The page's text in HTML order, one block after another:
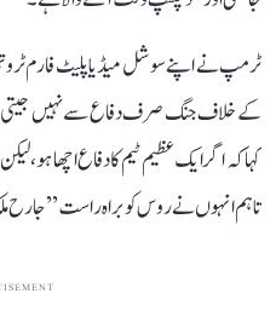
ٹرمپ نے اپنے سوشل میڈیا پلیٹ فارم
کے خلاف جنگ صرف دفاع سے نہیں جیتی
کہا کہ اگر ایک عظیم ٹیم کا دفاع اچھا ہو،
تاہم انہوں نے روس کو براہ راست ’’جارح